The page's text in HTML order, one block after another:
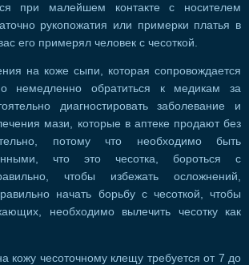
при малейшем контакте с носителем
рукопожатия или примерки платья в
его примерял человек с чесоткой.
на коже сыпи, которая сопровождается
немедленно обратиться к медикам за
диагностировать заболевание и
мази, которые в аптеке продают без
потому что необходимо быть
что это чесотка, бороться с
чтобы избежать осложнений,
начать борьбу с чесоткой, чтобы
необходимо вылечить чесотку как
кожу чесоточному клещу требуется от 7 до